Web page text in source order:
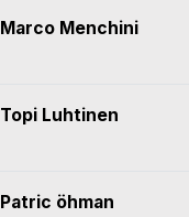
Marco Menchini
Topi Luhtinen
Patric öhman